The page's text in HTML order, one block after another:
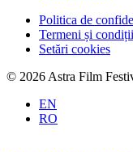
Politica de
Termeni și condiții
Setări cookies
© 2026 Astra Film
EN
RO